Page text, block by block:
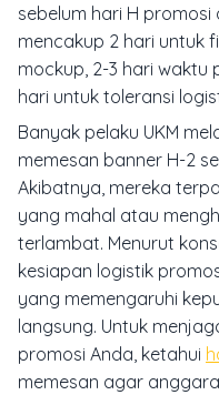
sebelum hari H
mencakup 2 hari untuk
mockup, 2-3 hari waktu
hari untuk toleransi
Banyak pelaku UKM
memesan banner H-2
Akibatnya, mereka
yang mahal atau
terlambat. Menurut
kesiapan logistik
yang memengaruhi
langsung. Untuk
promosi Anda, ketahui
memesan agar